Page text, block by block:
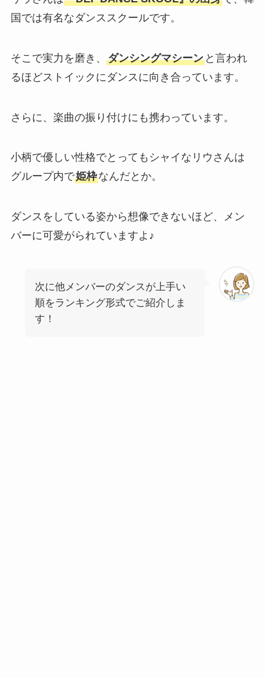
国では有名なダンススクールです。
そこで実力を磨き、 ダンシングマシーンと言われ
るほどストイックにダンスに向き合っています。
さらに、楽曲の振り付けにも携わっています。
小柄で優しい性格でとってもシャイなリウさんは
グループ内で姫枠なんだとか。
ダンスをしている姿から想像できないほど、メン
バーに可愛がられていますよ♪
次に他メンバーのダンスが上手い
順をランキング形式でご紹介しま
す！